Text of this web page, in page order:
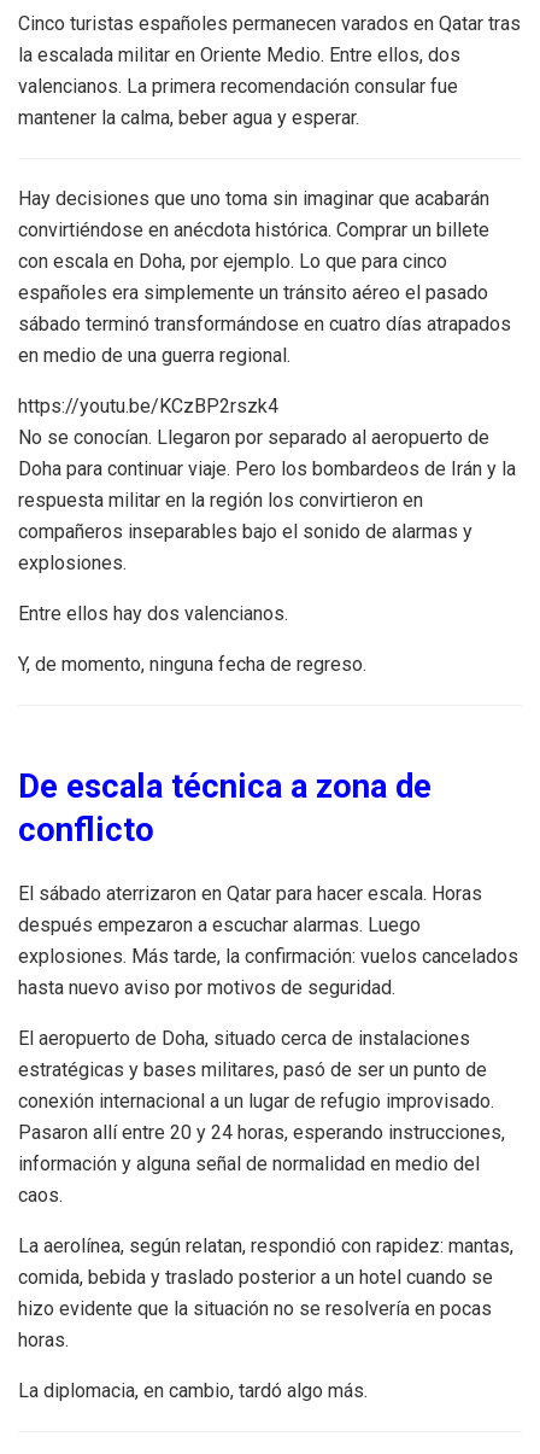
Cinco turistas españoles permanecen varados en Qatar tras
la escalada militar en Oriente Medio. Entre ellos, dos
valencianos. La primera recomendación consular fue
mantener la calma, beber agua y esperar.
Hay decisiones que uno toma sin imaginar que acabarán
convirtiéndose en anécdota histórica. Comprar un billete
con escala en Doha, por ejemplo. Lo que para cinco
españoles era simplemente un tránsito aéreo el pasado
sábado terminó transformándose en cuatro días atrapados
en medio de una guerra regional.
https://youtu.be/KCzBP2rszk4
No se conocían. Llegaron por separado al aeropuerto de
Doha para continuar viaje. Pero los bombardeos de Irán y la
respuesta militar en la región los convirtieron en
compañeros inseparables bajo el sonido de alarmas y
explosiones.
Entre ellos hay dos valencianos.
Y, de momento, ninguna fecha de regreso.
De escala técnica a zona de
conflicto
El sábado aterrizaron en Qatar para hacer escala. Horas
después empezaron a escuchar alarmas. Luego
explosiones. Más tarde, la confirmación: vuelos cancelados
hasta nuevo aviso por motivos de seguridad.
El aeropuerto de Doha, situado cerca de instalaciones
estratégicas y bases militares, pasó de ser un punto de
conexión internacional a un lugar de refugio improvisado.
Pasaron allí entre 20 y 24 horas, esperando instrucciones,
información y alguna señal de normalidad en medio del
caos.
La aerolínea, según relatan, respondió con rapidez: mantas,
comida, bebida y traslado posterior a un hotel cuando se
hizo evidente que la situación no se resolvería en pocas
horas.
La diplomacia, en cambio, tardó algo más.